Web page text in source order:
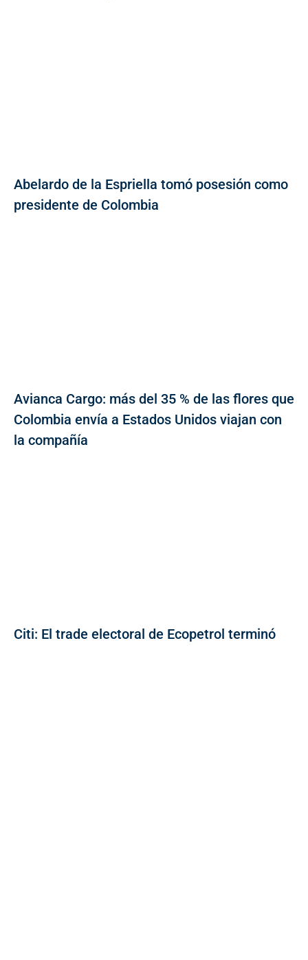
Abelardo de la Espriella tomó posesión como
presidente de Colombia
Avianca Cargo: más del 35 % de las flores que
Colombia envía a Estados Unidos viajan con
la compañía
Citi: El trade electoral de Ecopetrol terminó